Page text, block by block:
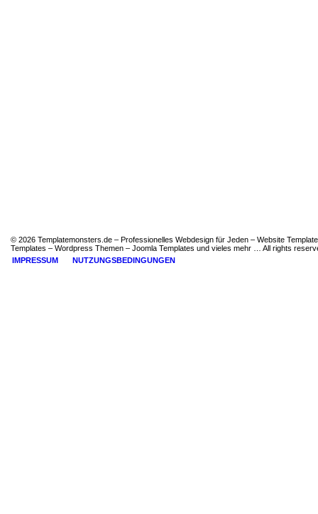
© 2026 Templatemonsters.de – Professionelles Webdesign für Jeden – Website
Templates – Wordpress Themen – Joomla Templates und vieles mehr … All rights
IMPRESSUM
NUTZUNGSBEDINGUNGEN